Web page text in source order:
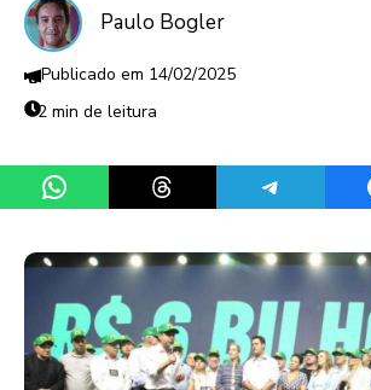
Paulo Bogler
14/02/2025
2 min de leitura
Share on WhatsAppShare on ThreadsShare on